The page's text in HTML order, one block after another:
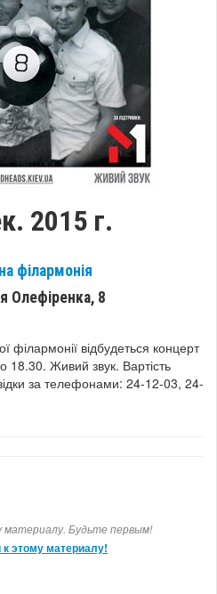
2015 г.
філармонія
Олефіренка, 8
філармонії відбудеться концерт
18.30. Живий звук. Вартість
за телефонами: 24-12-03, 24-
Будьте первым!
этому материалу!